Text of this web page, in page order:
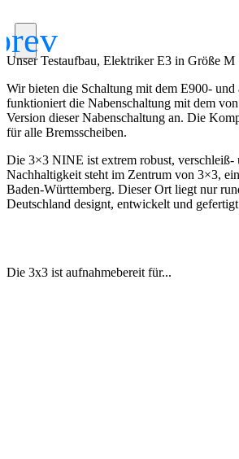
Unser Testaufbau, Elektriker E3 in Größe M
Wir bieten die Schaltung mit dem E900-
funktioniert die Nabenschaltung mit dem
Version dieser Nabenschaltung an. Die
für alle Bremsscheiben.
Die 3×3 NINE ist extrem robust, verschleiß-
Nachhaltigkeit steht im Zentrum von 3×3,
Baden-Württemberg. Dieser Ort liegt nur
Deutschland designt, entwickelt und
Die 3x3 ist aufnahmebereit für...